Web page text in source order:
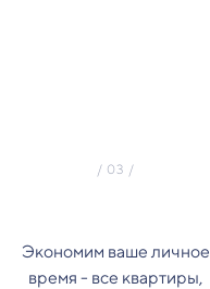
Экономим ваше личное
время - все квартиры,